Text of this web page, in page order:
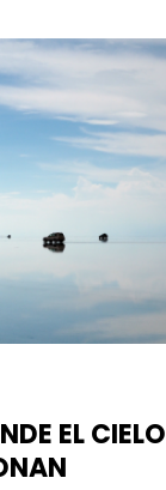
EL CIELO